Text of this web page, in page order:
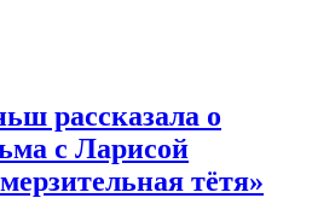
рассказала о
с Ларисой
тётя»